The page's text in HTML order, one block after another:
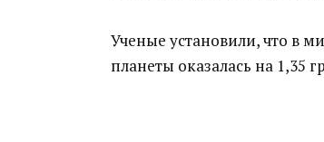
Ученые установили, что в
планеты оказалась на 1,35